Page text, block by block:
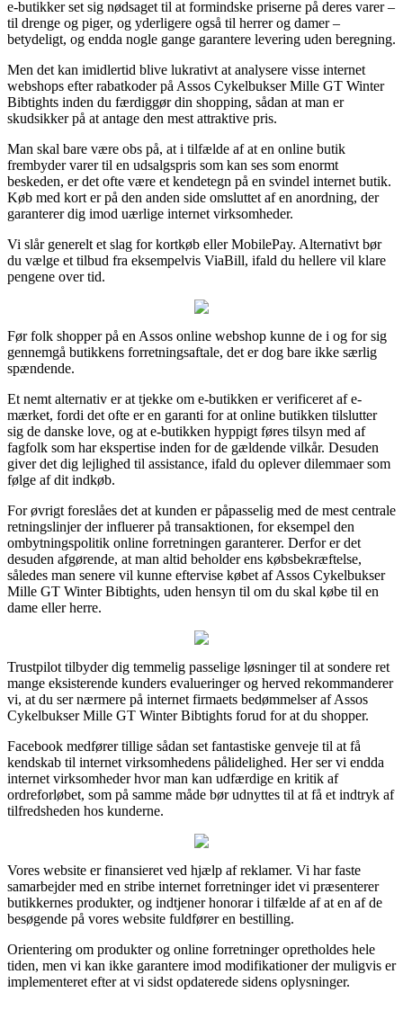
e-butikker set sig nødsaget til at formindske priserne på deres varer –
til drenge og piger, og yderligere også til herrer og damer –
betydeligt, og endda nogle gange garantere levering uden beregning.
Men det kan imidlertid blive lukrativt at analysere visse internet
webshops efter rabatkoder på Assos Cykelbukser Mille GT Winter
Bibtights inden du færdiggør din shopping, sådan at man er
skudsikker på at antage den mest attraktive pris.
Man skal bare være obs på, at i tilfælde af at en online butik
frembyder varer til en udsalgspris som kan ses som enormt
beskeden, er det ofte være et kendetegn på en svindel internet butik.
Køb med kort er på den anden side omsluttet af en anordning, der
garanterer dig imod uærlige internet virksomheder.
Vi slår generelt et slag for kortkøb eller MobilePay. Alternativt bør
du vælge et tilbud fra eksempelvis ViaBill, ifald du hellere vil klare
pengene over tid.
Før folk shopper på en Assos online webshop kunne de i og for sig
gennemgå butikkens forretningsaftale, det er dog bare ikke særlig
spændende.
Et nemt alternativ er at tjekke om e-butikken er verificeret af e-
mærket, fordi det ofte er en garanti for at online butikken tilslutter
sig de danske love, og at e-butikken hyppigt føres tilsyn med af
fagfolk som har ekspertise inden for de gældende vilkår. Desuden
giver det dig lejlighed til assistance, ifald du oplever dilemmaer som
følge af dit indkøb.
For øvrigt foreslåes det at kunden er påpasselig med de mest centrale
retningslinjer der influerer på transaktionen, for eksempel den
ombytningspolitik online forretningen garanterer. Derfor er det
desuden afgørende, at man altid beholder ens købsbekræftelse,
således man senere vil kunne eftervise købet af Assos Cykelbukser
Mille GT Winter Bibtights, uden hensyn til om du skal købe til en
dame eller herre.
Trustpilot tilbyder dig temmelig passelige løsninger til at sondere ret
mange eksisterende kunders evalueringer og herved rekommanderer
vi, at du ser nærmere på internet firmaets bedømmelser af Assos
Cykelbukser Mille GT Winter Bibtights forud for at du shopper.
Facebook medfører tillige sådan set fantastiske genveje til at få
kendskab til internet virksomhedens pålidelighed. Her ser vi endda
internet virksomheder hvor man kan udfærdige en kritik af
ordreforløbet, som på samme måde bør udnyttes til at få et indtryk af
tilfredsheden hos kunderne.
Vores website er finansieret ved hjælp af reklamer. Vi har faste
samarbejder med en stribe internet forretninger idet vi præsenterer
butikkernes produkter, og indtjener honorar i tilfælde af at en af de
besøgende på vores website fuldfører en bestilling.
Orientering om produkter og online forretninger opretholdes hele
tiden, men vi kan ikke garantere imod modifikationer der muligvis er
implementeret efter at vi sidst opdaterede sidens oplysninger.